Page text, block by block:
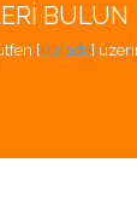
BULUN
[burada]